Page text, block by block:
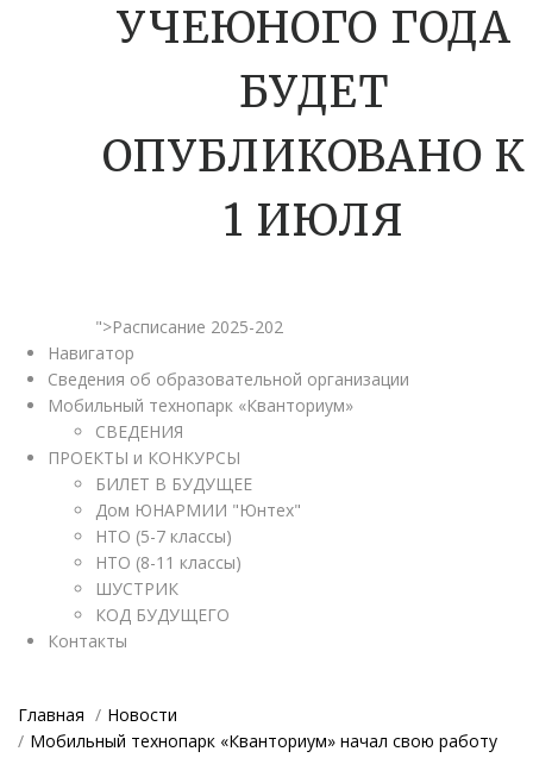
УЧЕЮНОГО ГОДА
БУДЕТ
ОПУБЛИКОВАНО К
1 ИЮЛЯ
">Расписание 2025-202
Навигатор
Сведения об образовательной организации
Мобильный технопарк «Кванториум»
СВЕДЕНИЯ
ПРОЕКТЫ и КОНКУРСЫ
БИЛЕТ В БУДУЩЕЕ
Дом ЮНАРМИИ "Юнтех"
НТО (5-7 классы)
НТО (8-11 классы)
ШУСТРИК
КОД БУДУЩЕГО
Контакты
Главная
Новости
Мобильный технопарк «Кванториум» начал свою работу